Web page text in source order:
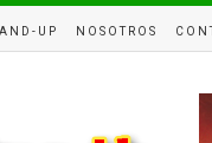
UP NOSOTROS